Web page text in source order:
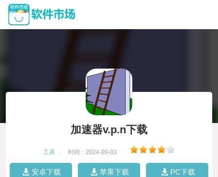
加速器v.p.n下载
工具 时间：2024-09-03
安卓下载 苹果下载 PC下载